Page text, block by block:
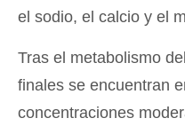
el sodio, el calcio y el
Tras el metabolismo
finales se encuentran
concentraciones